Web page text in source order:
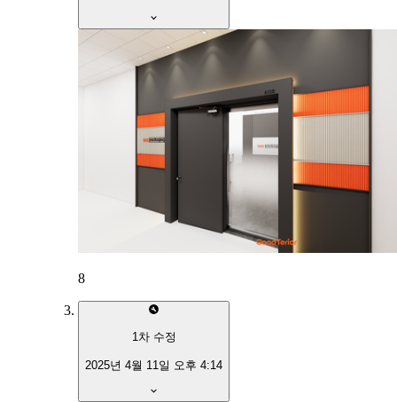
8
1차 수정
2025년 4월 11일 오후 4:14